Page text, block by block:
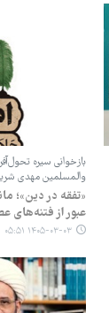
بازخوانی سیره
والمسلمین مهدی
«تفقه در دین»؛
عبور از فتنه‌های
۱۴۰۵-۰۳-۰۳ ۰۵:۵۱